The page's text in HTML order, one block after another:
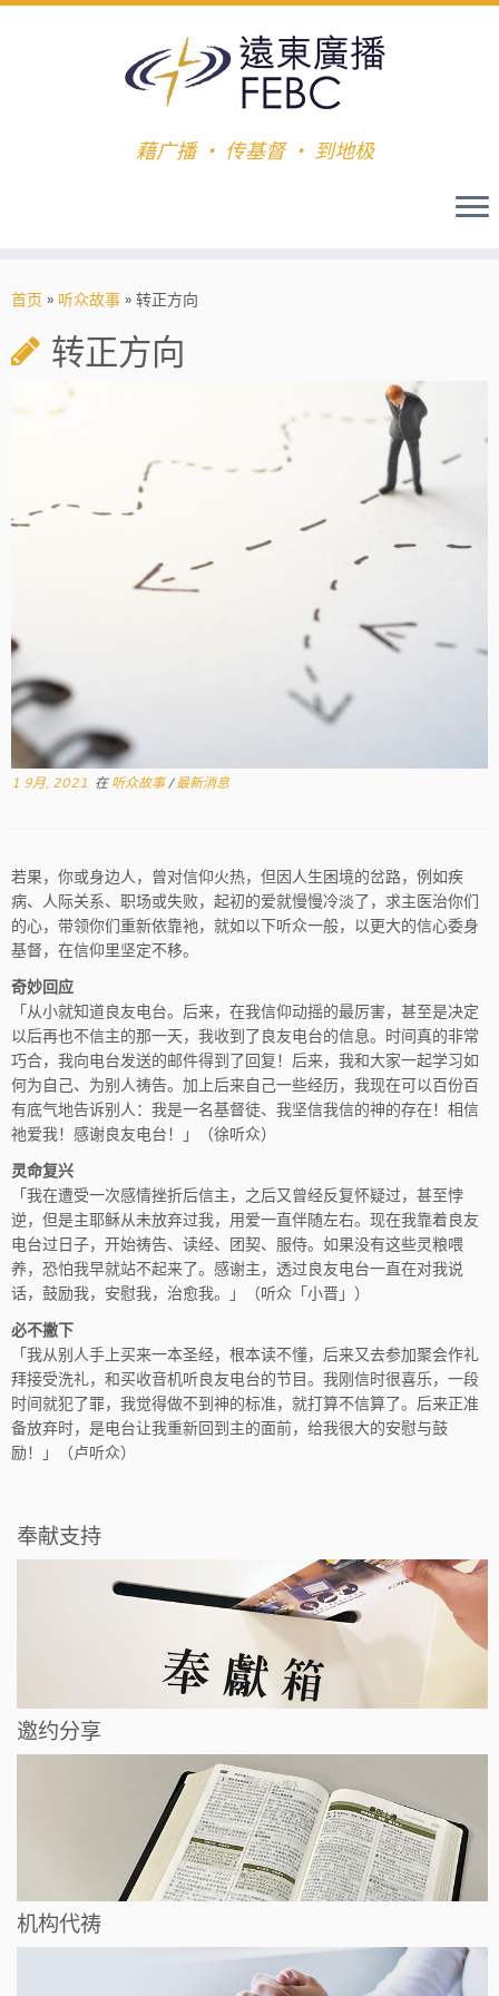
藉广播 ‧ 传基督 ‧ 到地极
首页 » 听众故事 » 转正方向
转正方向
1 9月, 2021 在听众故事/最新消息
若果，你或身边人，曾对信仰火热，但因人生困境的岔路，例如疾
病、人际关系、职场或失败，起初的爱就慢慢冷淡了，求主医治你们
的心，带领你们重新依靠衪，就如以下听众一般，以更大的信心委身
基督，在信仰里坚定不移。
奇妙回应
「从小就知道良友电台。后来，在我信仰动摇的最厉害，甚至是决定
以后再也不信主的那一天，我收到了良友电台的信息。时间真的非常
巧合，我向电台发送的邮件得到了回复！后来，我和大家一起学习如
何为自己、为别人祷告。加上后来自己一些经历，我现在可以百份百
有底气地告诉别人：我是一名基督徒、我坚信我信的神的存在！相信
祂爱我！感谢良友电台！」（徐听众）
灵命复兴
「我在遭受一次感情挫折后信主，之后又曾经反复怀疑过，甚至悖
逆，但是主耶稣从未放弃过我，用爱一直伴随左右。现在我靠着良友
电台过日子，开始祷告、读经、团契、服侍。如果没有这些灵粮喂
养，恐怕我早就站不起来了。感谢主，透过良友电台一直在对我说
话，鼓励我，安慰我，治愈我。」（听众「小晋」）
必不撇下
「我从别人手上买来一本圣经，根本读不懂，后来又去参加聚会作礼
拜接受洗礼，和买收音机听良友电台的节目。我刚信时很喜乐，一段
时间就犯了罪，我觉得做不到神的标准，就打算不信算了。后来正准
备放弃时，是电台让我重新回到主的面前，给我很大的安慰与鼓
励！」（卢听众）
奉献支持
邀约分享
机构代祷